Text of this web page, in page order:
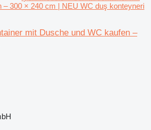
– 300 × 240 cm | NEU WC duş konteyneri
mit Dusche und WC kaufen –